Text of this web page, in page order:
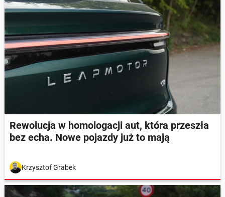
Rewolucja w homologacji aut, która przeszła
bez echa. Nowe pojazdy już to mają
Krzysztof Grabek